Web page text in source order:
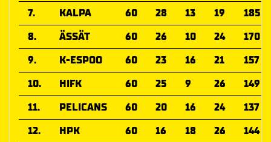
7.
KALPA 60 28 13 19
185
8.
ÄSSÄT 60 26 10 24
170
9.
K-ESPOO 60 23 16 21
157
10.
HIFK 60 25 9 26
149
11.
PELICANS 60 20 16 24
137
12.
HPK 60 16 18 26
144